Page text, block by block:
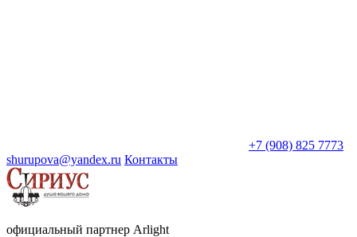
+7 (908) 825 7773
shurupova@yandex.ru Контакты
официальный партнер Arlight